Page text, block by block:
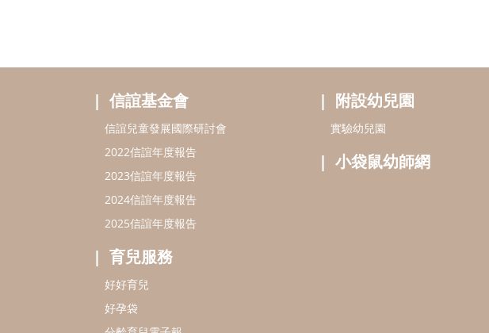
信誼基金會
信誼兒童發展國際研討會
2022信誼年度報告
2023信誼年度報告
2024信誼年度報告
2025信誼年度報告
育兒服務
好好育兒
好孕袋
附設幼兒園
實驗幼兒園
小袋鼠幼師網